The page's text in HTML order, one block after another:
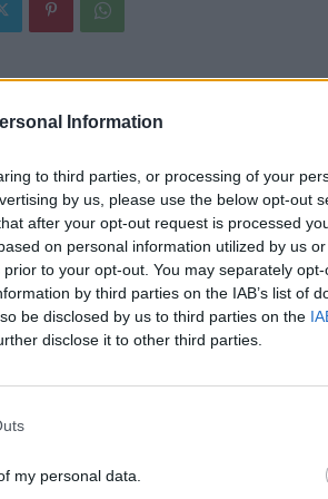
Information
to third parties, or processing of your
by us, please use the below opt-out
after your opt-out request is processed
on personal information utilized by us
to your opt-out. You may separately
by third parties on the IAB’s list of
be disclosed by us to third parties on the
disclose it to other third parties.
my personal data.
Τζένη Καρέζη: Η φωτογραφία